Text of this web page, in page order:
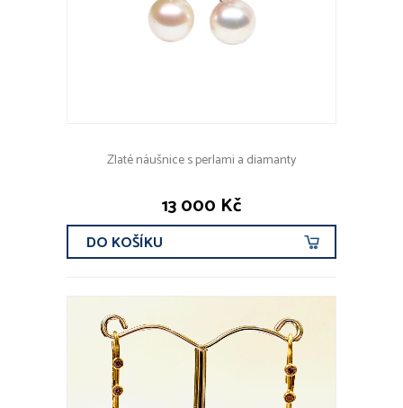
Zlaté náušnice s perlami a diamanty
13 000 Kč
DO KOŠÍKU